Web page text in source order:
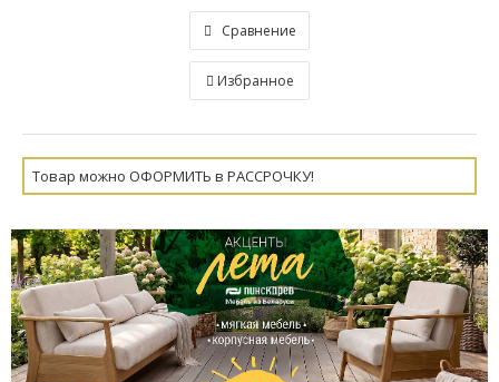
Сравнение
Избранное
Товар можно ОФОРМИТЬ в РАССРОЧКУ!